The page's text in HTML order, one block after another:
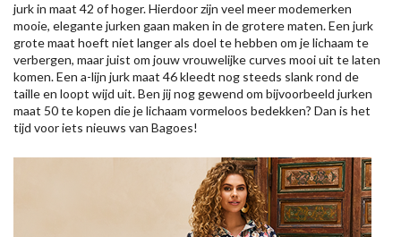
jurk in maat 42 of hoger. Hierdoor zijn veel meer modemerken
mooie, elegante jurken gaan maken in de grotere maten. Een jurk
grote maat hoeft niet langer als doel te hebben om je lichaam te
verbergen, maar juist om jouw vrouwelijke curves mooi uit te laten
komen. Een a-lijn jurk maat 46 kleedt nog steeds slank rond de
taille en loopt wijd uit. Ben jij nog gewend om bijvoorbeeld jurken
maat 50 te kopen die je lichaam vormeloos bedekken? Dan is het
tijd voor iets nieuws van Bagoes!